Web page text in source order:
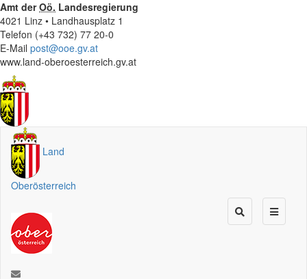
Amt derOö. Landesregierung
4021 Linz • Landhausplatz 1
Telefon (+43 732) 77 20-0
E-Mail post@ooe.gv.at
www.land-oberoesterreich.gv.at
Land
Oberösterreich